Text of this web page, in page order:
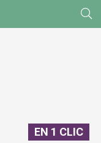
EN 1 CLIC